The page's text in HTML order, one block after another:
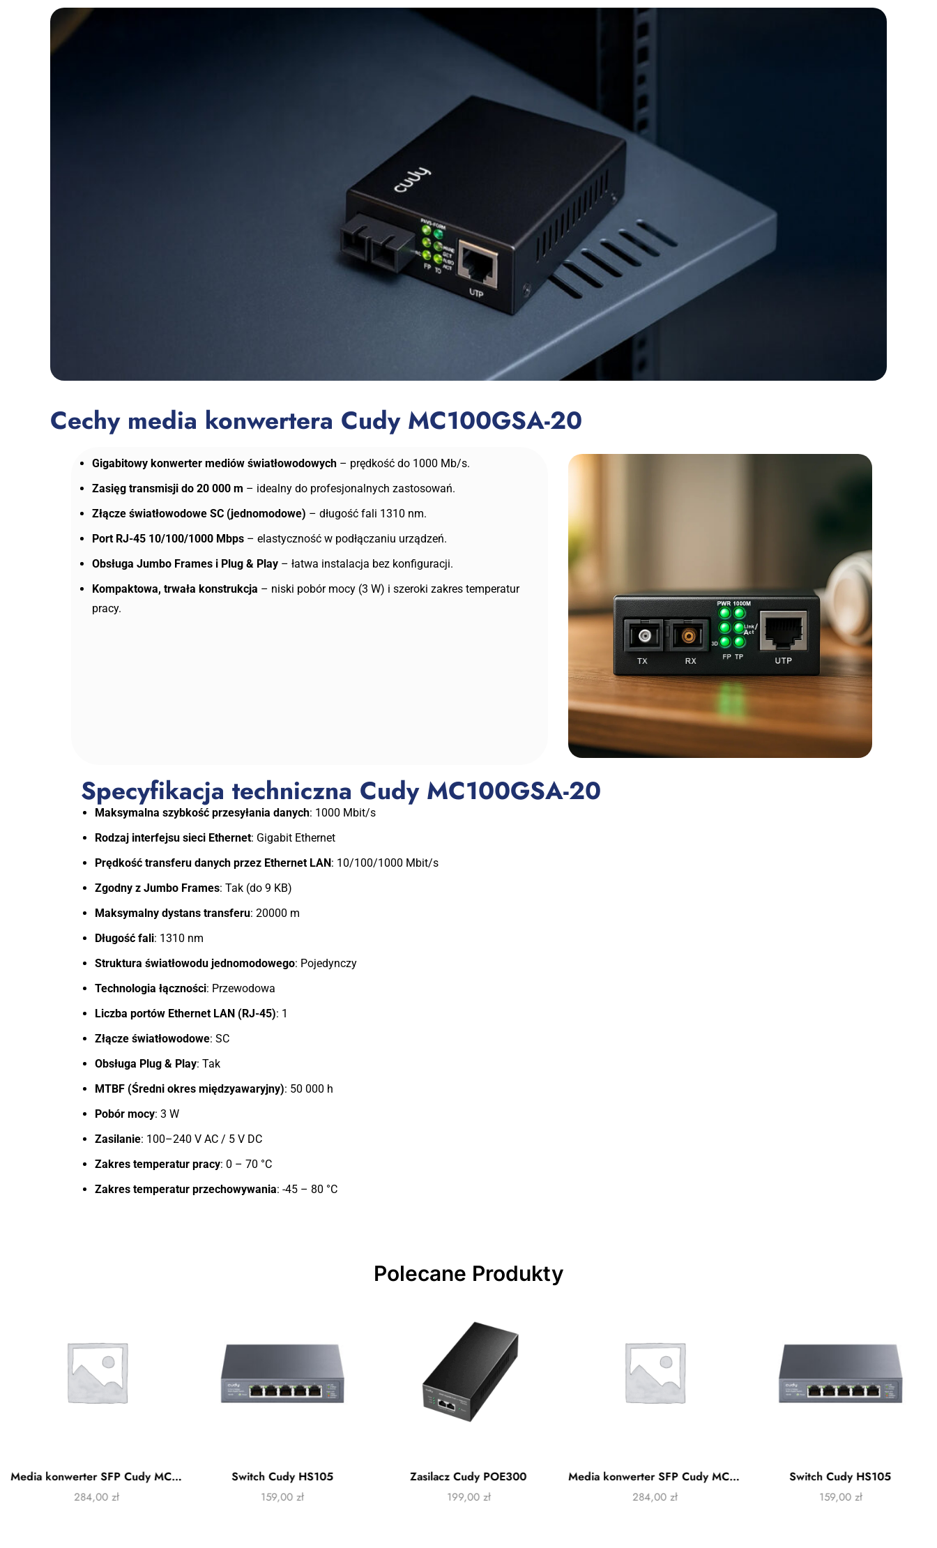
Cechy media konwertera Cudy MC100GSA-20
Gigabitowy konwerter mediów światłowodowych – prędkość do 1000 Mb/s.
Zasięg transmisji do 20 000 m – idealny do profesjonalnych zastosowań.
Złącze światłowodowe SC (jednomodowe) – długość fali 1310 nm.
Port RJ-45 10/100/1000 Mbps – elastyczność w podłączaniu urządzeń.
Obsługa Jumbo Frames i Plug & Play – łatwa instalacja bez konfiguracji.
Kompaktowa, trwała konstrukcja – niski pobór mocy (3 W) i szeroki zakres temperatur
pracy.
Specyfikacja techniczna Cudy MC100GSA-20
Maksymalna szybkość przesyłania danych: 1000 Mbit/s
Rodzaj interfejsu sieci Ethernet: Gigabit Ethernet
Prędkość transferu danych przez Ethernet LAN: 10/100/1000 Mbit/s
Zgodny z Jumbo Frames: Tak (do 9 KB)
Maksymalny dystans transferu: 20000 m
Długość fali: 1310 nm
Struktura światłowodu jednomodowego: Pojedynczy
Technologia łączności: Przewodowa
Liczba portów Ethernet LAN (RJ-45): 1
Złącze światłowodowe: SC
Obsługa Plug & Play: Tak
MTBF (Średni okres międzyawaryjny): 50 000 h
Pobór mocy: 3 W
Zasilanie: 100–240 V AC / 5 V DC
Zakres temperatur pracy: 0 – 70 °C
Zakres temperatur przechowywania: -45 – 80 °C
Polecane Produkty
Media konwerter SFP Cudy MC220
284,00zł
Switch Cudy HS105
159,00zł
Zasilacz Cudy POE300
199,00 zł
Media konwerter SFP Cudy MC220
284,00 zł
Switch Cudy HS105
159,00zł